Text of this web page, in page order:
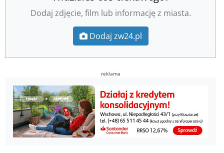
Dodaj zdjęcie, film lub informację z miasta.
Dodaj zw24.pl
reklama